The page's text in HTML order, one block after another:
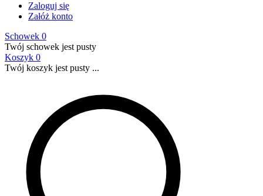
Zaloguj się
Załóż konto
Schowek 0
Twój schowek jest pusty
Koszyk 0
Twój koszyk jest pusty ...